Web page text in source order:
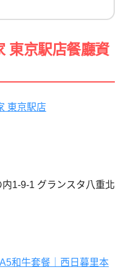
東京駅店餐廳資
東京駅店
内1-9-1 グランスタ八重北
和牛套餐｜西日暮里本